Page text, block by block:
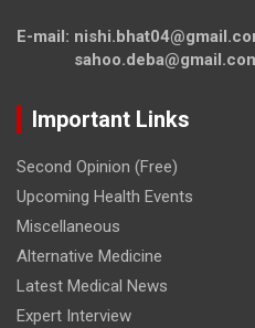
E-mail:
Important Links
Second Opinion (Free)
Upcoming Health Events
Miscellaneous
Alternative Medicine
Latest Medical News
Expert Interview